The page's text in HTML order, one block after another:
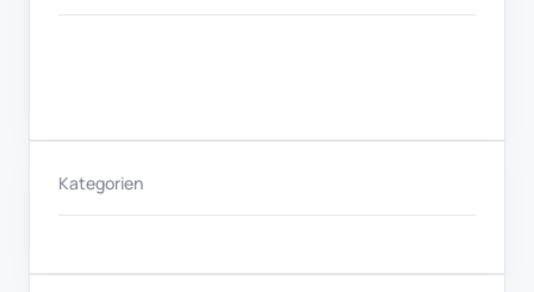
Kategorien